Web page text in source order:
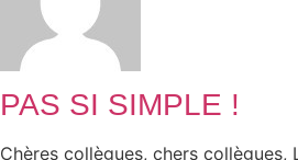
PAS SI SIMPLE !
Chères collègues, chers collègues,